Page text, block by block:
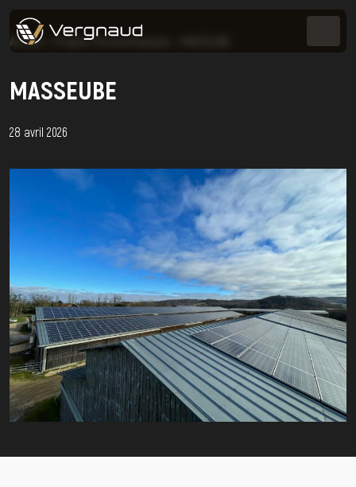
Accueil Projets Photovoltaïques
MASSEUBE
28 avril 2026